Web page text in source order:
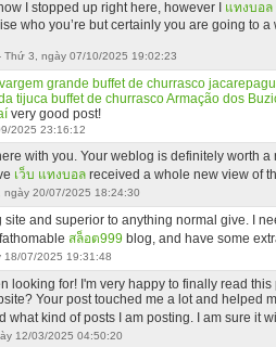
I stopped up right here, however I แทงบอ
who you’re but certainly you are going to
3, ngày 07/10/2025 19:02:23
grande buffet de churrasco
tijuca buffet de churrasco Armação dos
very good post!
2025 23:16:12
with you. Your weblog is definitely worth
เว็บ แทงบอลreceived a whole new view of
ngày 20/07/2025 18:24:30
site and superior to anything normal give. I
สล็อต999 blog, and have some
07/2025 19:31:48
looking for! I'm very happy to finally read
Your post touched me a lot and helped
what kind of posts I am posting. I am sure it
12/03/2025 04:50:20